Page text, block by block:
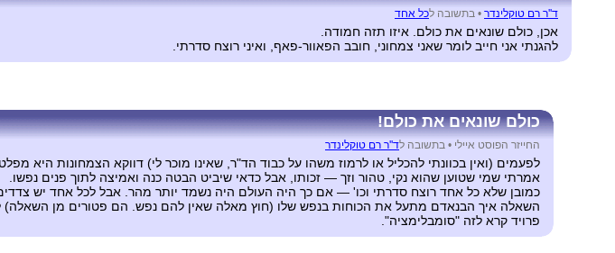
ד''ר רם טוקלינדר • בתשובה לכל אחד
אכן, כולם שונאים את כולם. איזו תזה חמודה.
להגנתי אני חייב לומר שאני צמחוני, חובב הפאוור-פאף, ואיני רוצח סדרתי.
כולם שונאים את כולם!
החייזר הפוסט איילי • בתשובה לד''ר רם טוקלינדר
לפעמים (ואין בכוונתי להכליל או לרמוז משהו על כבוד הד"ר, שאינו מוכר לי) דווקא הצמחונות היא
אמרתי שמי שטוען שהוא נקי, טהור וזך — זכותו, אבל כדאי שיביט הבטה כנה ואמיצה לתוך פנים נפשו.
כמובן שלא כל אחד רוצח סדרתי וכו' — אם כך היה העולם היה נשמד יותר מהר. אבל לכל אחד יש
השאלה איך הבנאדם מתעל את הכוחות בנפש שלו (חוץ מאלה שאין להם נפש. הם פטורים מן השאלה)
פרויד קרא לזה "סומבלימציה".